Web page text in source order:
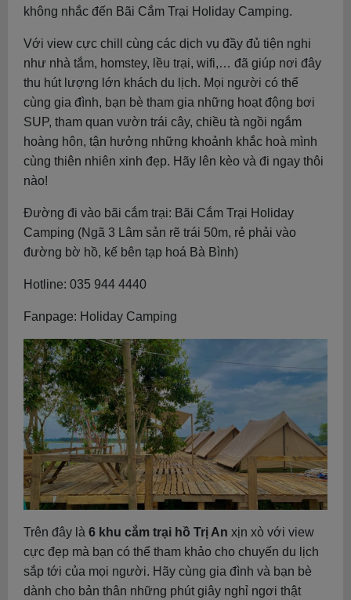
không nhắc đến Bãi Cắm Trại Holiday Camping.
Với view cực chill cùng các dịch vụ đầy đủ tiện nghi
như nhà tắm, homstey, lều trại, wifi,… đã giúp nơi đây
thu hút lượng lớn khách du lịch. Mọi người có thể
cùng gia đình, bạn bè tham gia những hoạt động bơi
SUP, tham quan vườn trái cây, chiều tà ngồi ngắm
hoàng hôn, tận hưởng những khoảnh khắc hoà mình
cùng thiên nhiên xinh đẹp. Hãy lên kèo và đi ngay thôi
nào!
Đường đi vào bãi cắm trại: Bãi Cắm Trại Holiday
Camping (Ngã 3 Lâm sản rẽ trái 50m, rẻ phải vào
đường bờ hồ, kế bên tạp hoá Bà Bình)
Hotline: 035 944 4440
Fanpage: Holiday Camping
Trên đây là 6 khu cắm trại hồ Trị An xịn xò với view
cực đẹp mà bạn có thể tham khảo cho chuyến du lịch
sắp tới của mọi người. Hãy cùng gia đình và bạn bè
dành cho bản thân những phút giây nghỉ ngơi thật